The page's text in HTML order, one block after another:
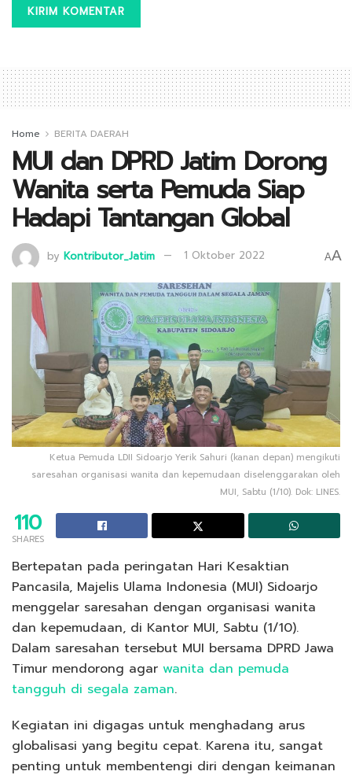
Home BERITA DAERAH
MUI dan DPRD Jatim Dorong
Wanita serta Pemuda Siap
Hadapi Tantangan Global
by Kontributor_Jatim 1 Oktober 2022 AA
Ketua Pemuda LDII Sidoarjo Yerik Sahuri (kanan depan) mengikuti
saresahan organisasi wanita dan kepemudaan diselenggarakan oleh
MUI, Sabtu (1/10). Dok: LINES.
110
SHARES
Bertepatan pada peringatan Hari Kesaktian
Pancasila, Majelis Ulama Indonesia (MUI) Sidoarjo
menggelar saresahan dengan organisasi wanita
dan kepemudaan, di Kantor MUI, Sabtu (1/10).
Dalam saresahan tersebut MUI bersama DPRD Jawa
Timur mendorong agar wanita dan pemuda
tangguh di segala zaman.
Kegiatan ini digagas untuk menghadang arus
globalisasi yang begitu cepat. Karena itu, sangat
penting untuk membentengi diri dengan keimanan